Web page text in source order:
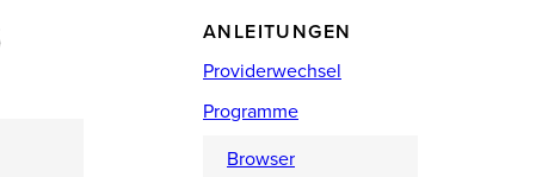
ANLEITUNGEN
Providerwechsel
Programme
Browser